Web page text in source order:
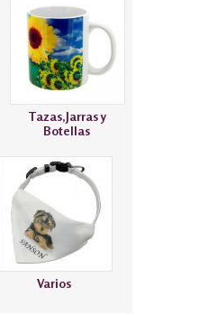
Tazas,Jarras y
Botellas
Varios